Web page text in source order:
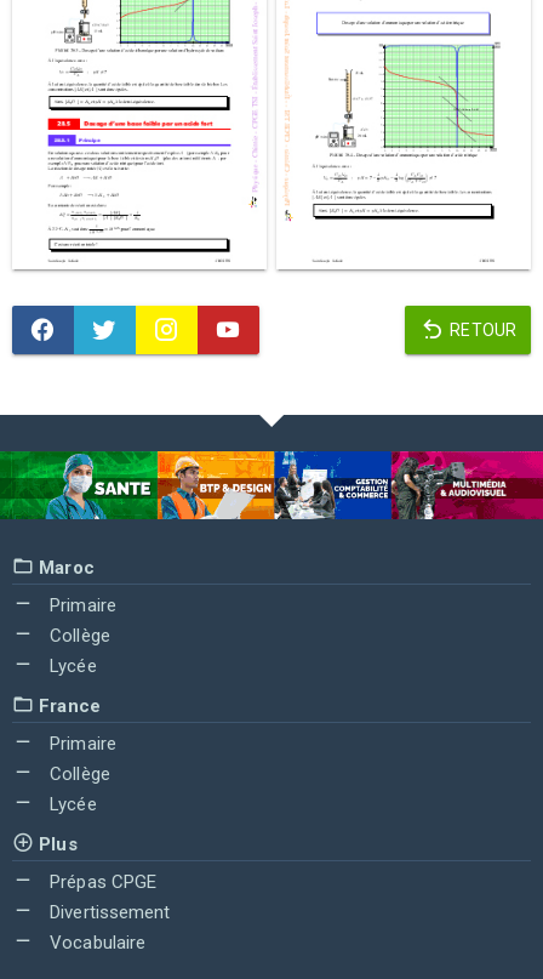
RETOUR
Maroc
Primaire
Collège
Lycée
France
Primaire
Collège
Lycée
Plus
Prépas CPGE
Divertissement
Vocabulaire